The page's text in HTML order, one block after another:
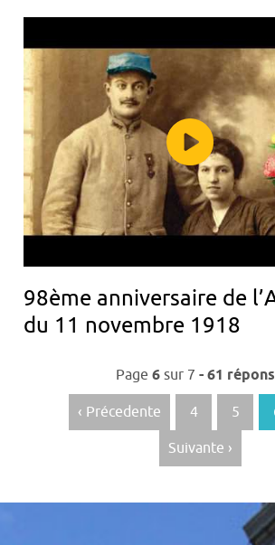
98ème anniversaire de
du 11 novembre 1918
Page 6sur 7 - 61
‹ Précedente 4 5
Suivante ›